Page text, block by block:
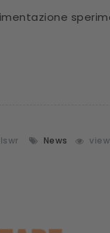
News